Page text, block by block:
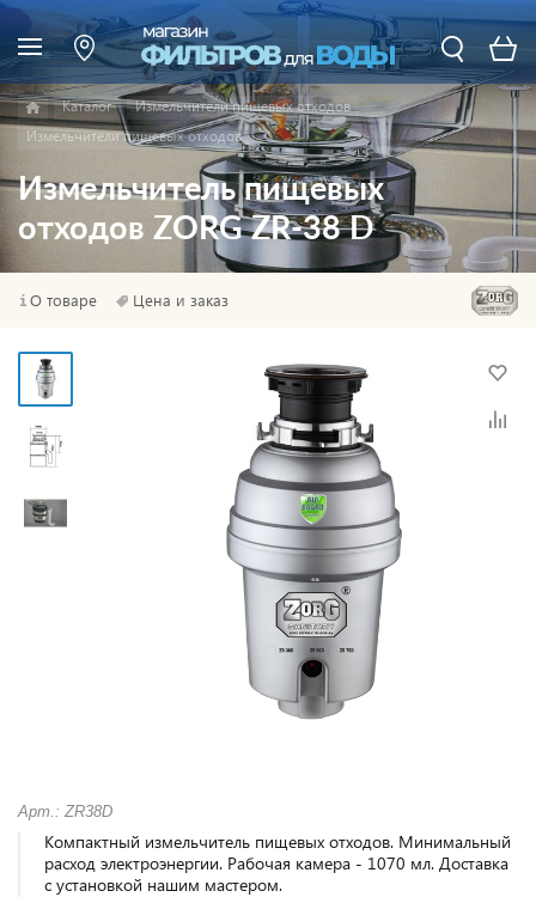
Каталог
Измельчители пищевых отходов
Измельчители пищевых отходов
Измельчитель пищевых
отходов ZORG ZR-38 D
О товаре Цена и заказ
Арт.: ZR38D
Компактный измельчитель пищевых отходов. Минимальный
расход электроэнергии. Рабочая камера - 1070 мл. Доставка
с установкой нашим мастером.